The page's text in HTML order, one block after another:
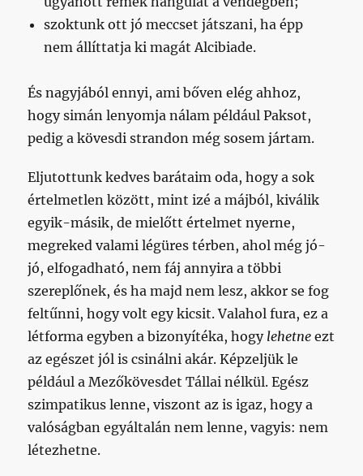
szoktunk ott jó meccset játszani, ha épp
nem állíttatja ki magát Alcibiade.
És nagyjából ennyi, ami bőven elég ahhoz,
hogy simán lenyomja nálam például Paksot,
pedig a kövesdi strandon még sosem jártam.
Eljutottunk kedves barátaim oda, hogy a sok
értelmetlen között, mint izé a májból, kiválik
egyik-másik, de mielőtt értelmet nyerne,
megreked valami légüres térben, ahol még jó-
jó, elfogadható, nem fáj annyira a többi
szereplőnek, és ha majd nem lesz, akkor se fog
feltűnni, hogy volt egy kicsit. Valahol fura, ez a
létforma egyben a bizonyítéka, hogy lehetne ezt
az egészet jól is csinálni akár. Képzeljük le
például a Mezőkövesdet Tállai nélkül. Egész
szimpatikus lenne, viszont az is igaz, hogy a
valóságban egyáltalán nem lenne, vagyis: nem
létezhetne.